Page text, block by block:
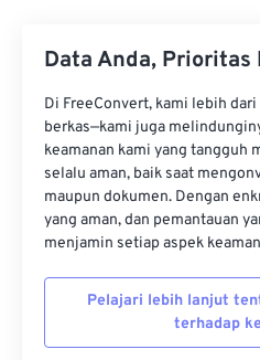
Data Anda, Prioritas
Di FreeConvert, kami lebih
berkas—kami juga
keamanan kami yang tangguh
selalu aman, baik saat
maupun dokumen. Dengan
yang aman, dan pemantauan
menjamin setiap aspek
Pelajari lebih lanjut
terhadap